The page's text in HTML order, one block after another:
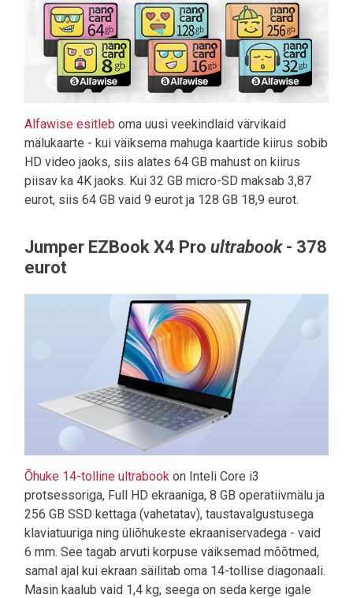
Alfawise esitleb oma uusi veekindlaid värvikaid
mälukaarte - kui väiksema mahuga kaartide kiirus sobib
HD video jaoks, siis alates 64 GB mahust on kiirus
piisav ka 4K jaoks. Kui 32 GB micro-SD maksab 3,87
eurot, siis 64 GB vaid 9 eurot ja 128 GB 18,9 eurot.
Jumper EZBook X4 Pro ultrabook- 378
eurot
Õhuke 14-tolline ultrabook on Inteli Core i3
protsessoriga, Full HD ekraaniga, 8 GB operatiivmälu ja
256 GB SSD kettaga (vahetatav), taustavalgustusega
klaviatuuriga ning üliõhukeste ekraaniservadega - vaid
6 mm. See tagab arvuti korpuse väiksemad mõõtmed,
samal ajal kui ekraan säilitab oma 14-tollise diagonaali.
Masin kaalub vaid 1,4 kg, seega on seda kerge igale